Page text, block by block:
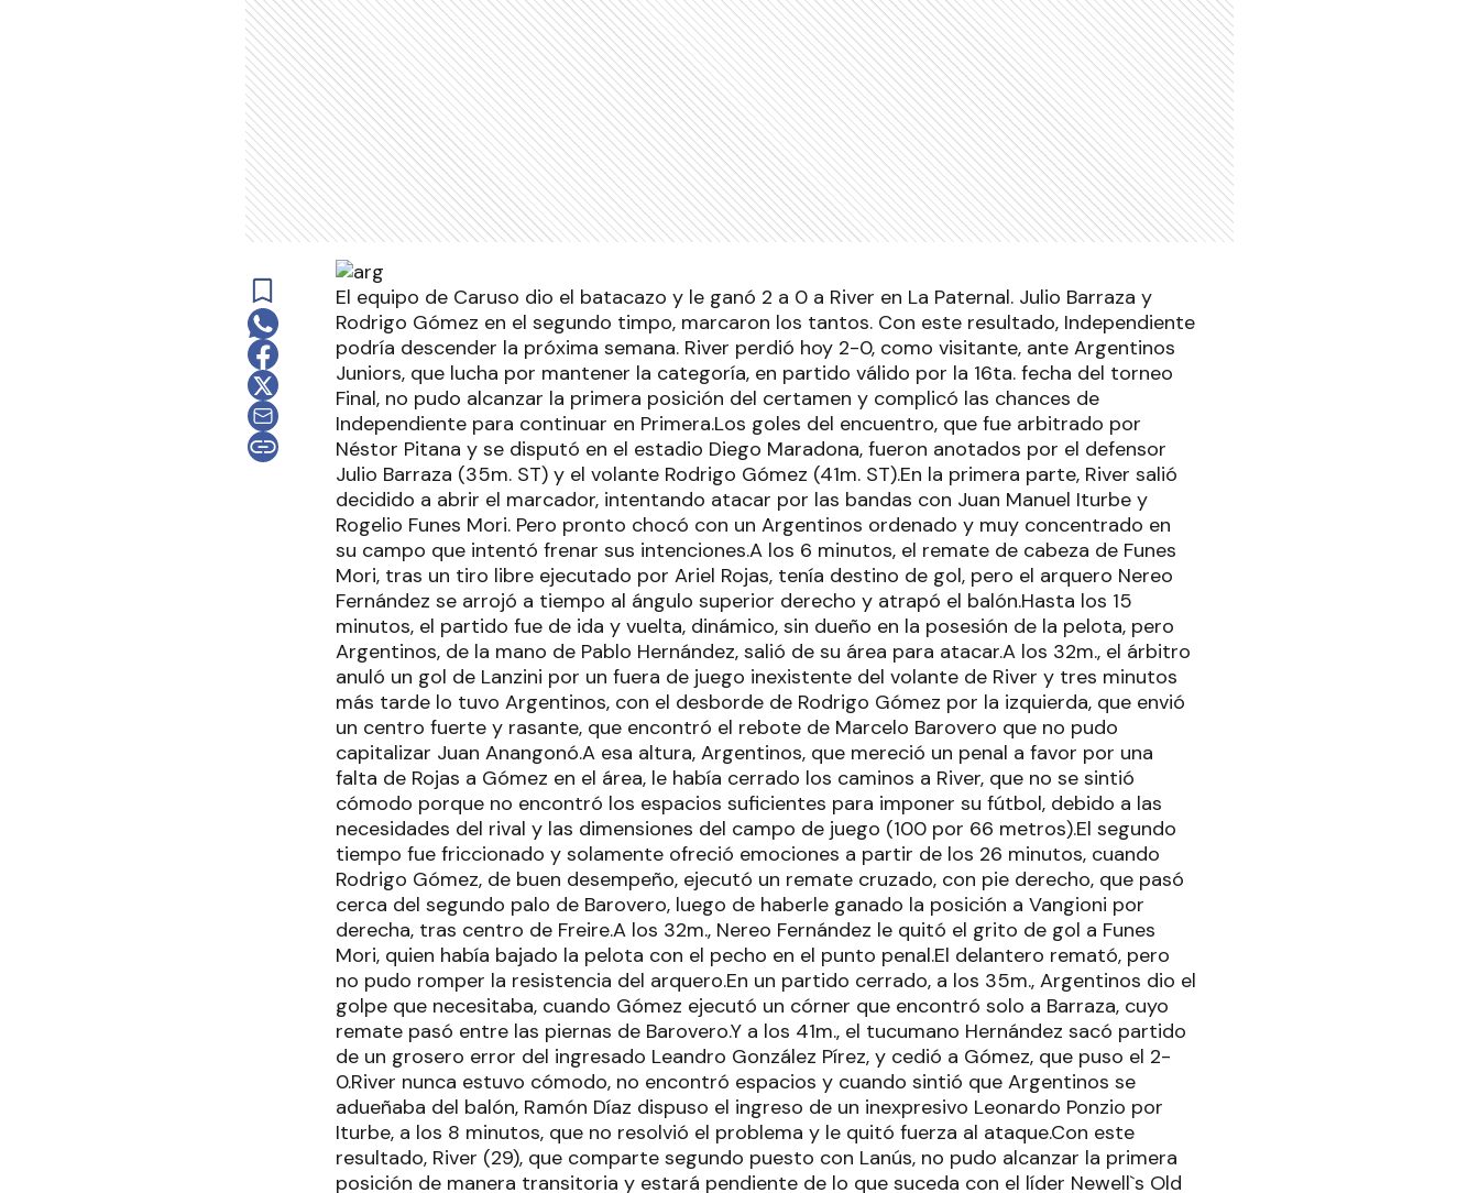
El equipo de Caruso dio el batacazo y le ganó 2 a 0 a River en La Paternal. Julio Barraza y
Rodrigo Gómez en el segundo timpo, marcaron los tantos. Con este resultado, Independiente
podría descender la próxima semana. River perdió hoy 2-0, como visitante, ante Argentinos
Juniors, que lucha por mantener la categoría, en partido válido por la 16ta. fecha del torneo
Final, no pudo alcanzar la primera posición del certamen y complicó las chances de
Independiente para continuar en Primera.Los goles del encuentro, que fue arbitrado por
Néstor Pitana y se disputó en el estadio Diego Maradona, fueron anotados por el defensor
Julio Barraza (35m. ST) y el volante Rodrigo Gómez (41m. ST).En la primera parte, River salió
decidido a abrir el marcador, intentando atacar por las bandas con Juan Manuel Iturbe y
Rogelio Funes Mori. Pero pronto chocó con un Argentinos ordenado y muy concentrado en
su campo que intentó frenar sus intenciones.A los 6 minutos, el remate de cabeza de Funes
Mori, tras un tiro libre ejecutado por Ariel Rojas, tenía destino de gol, pero el arquero Nereo
Fernández se arrojó a tiempo al ángulo superior derecho y atrapó el balón.Hasta los 15
minutos, el partido fue de ida y vuelta, dinámico, sin dueño en la posesión de la pelota, pero
Argentinos, de la mano de Pablo Hernández, salió de su área para atacar.A los 32m., el árbitro
anuló un gol de Lanzini por un fuera de juego inexistente del volante de River y tres minutos
más tarde lo tuvo Argentinos, con el desborde de Rodrigo Gómez por la izquierda, que envió
un centro fuerte y rasante, que encontró el rebote de Marcelo Barovero que no pudo
capitalizar Juan Anangonó.A esa altura, Argentinos, que mereció un penal a favor por una
falta de Rojas a Gómez en el área, le había cerrado los caminos a River, que no se sintió
cómodo porque no encontró los espacios suficientes para imponer su fútbol, debido a las
necesidades del rival y las dimensiones del campo de juego (100 por 66 metros).El segundo
tiempo fue friccionado y solamente ofreció emociones a partir de los 26 minutos, cuando
Rodrigo Gómez, de buen desempeño, ejecutó un remate cruzado, con pie derecho, que pasó
cerca del segundo palo de Barovero, luego de haberle ganado la posición a Vangioni por
derecha, tras centro de Freire.A los 32m., Nereo Fernández le quitó el grito de gol a Funes
Mori, quien había bajado la pelota con el pecho en el punto penal.El delantero remató, pero
no pudo romper la resistencia del arquero.En un partido cerrado, a los 35m., Argentinos dio el
golpe que necesitaba, cuando Gómez ejecutó un córner que encontró solo a Barraza, cuyo
remate pasó entre las piernas de Barovero.Y a los 41m., el tucumano Hernández sacó partido
de un grosero error del ingresado Leandro González Pírez, y cedió a Gómez, que puso el 2-
0.River nunca estuvo cómodo, no encontró espacios y cuando sintió que Argentinos se
adueñaba del balón, Ramón Díaz dispuso el ingreso de un inexpresivo Leonardo Ponzio por
Iturbe, a los 8 minutos, que no resolvió el problema y le quitó fuerza al ataque.Con este
resultado, River (29), que comparte segundo puesto con Lanús, no pudo alcanzar la primera
posición de manera transitoria y estará pendiente de lo que suceda con el líder Newell`s Old